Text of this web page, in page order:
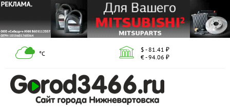
°С
$ - 81.41 ₽
€ - 94.06 ₽